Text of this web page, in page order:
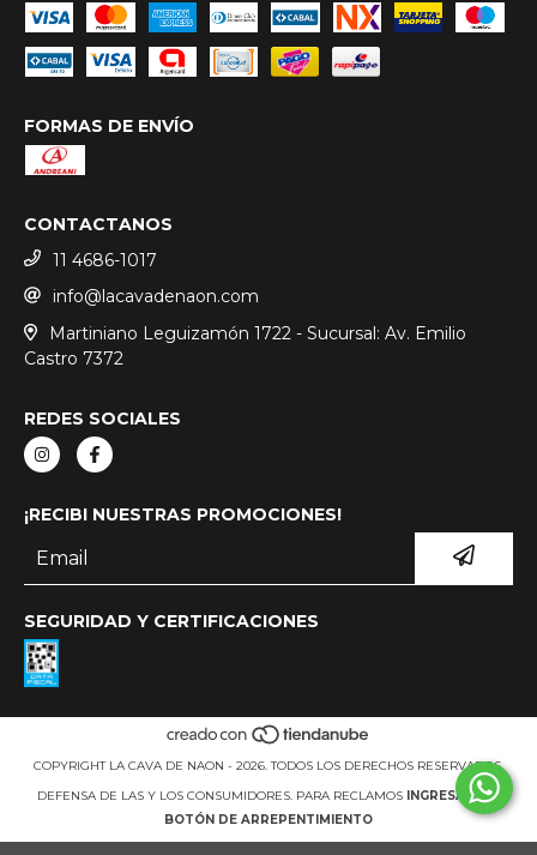
FORMAS DE ENVÍO
CONTACTANOS
11 4686-1017
info@lacavadenaon.com
Martiniano Leguizamón 1722 - Sucursal: Av. Emilio
Castro 7372
REDES SOCIALES
¡RECIBI NUESTRAS PROMOCIONES!
SEGURIDAD Y CERTIFICACIONES
COPYRIGHT LA CAVA DE NAON - 2026. TODOS LOS DERECHOS RESERVADOS.
DEFENSA DE LAS Y LOS CONSUMIDORES. PARA RECLAMOS
INGRESÁ ACÁ.
BOTÓN DE ARREPENTIMIENTO